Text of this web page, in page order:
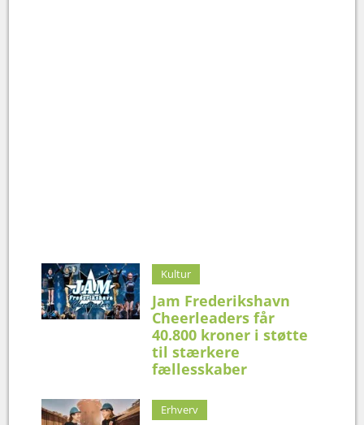
Kultur
Jam Frederikshavn
Cheerleaders får
40.800 kroner i støtte
til stærkere
fællesskaber
Erhverv